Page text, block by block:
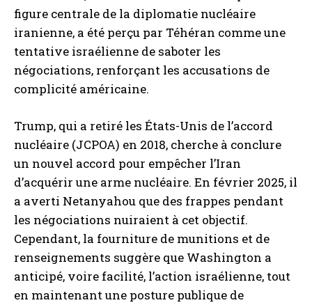
figure centrale de la diplomatie nucléaire
iranienne, a été perçu par Téhéran comme une
tentative israélienne de saboter les
négociations, renforçant les accusations de
complicité américaine.
Trump, qui a retiré les États-Unis de l’accord
nucléaire (JCPOA) en 2018, cherche à conclure
un nouvel accord pour empêcher l’Iran
d’acquérir une arme nucléaire. En février 2025, il
a averti Netanyahou que des frappes pendant
les négociations nuiraient à cet objectif.
Cependant, la fourniture de munitions et de
renseignements suggère que Washington a
anticipé, voire facilité, l’action israélienne, tout
en maintenant une posture publique de